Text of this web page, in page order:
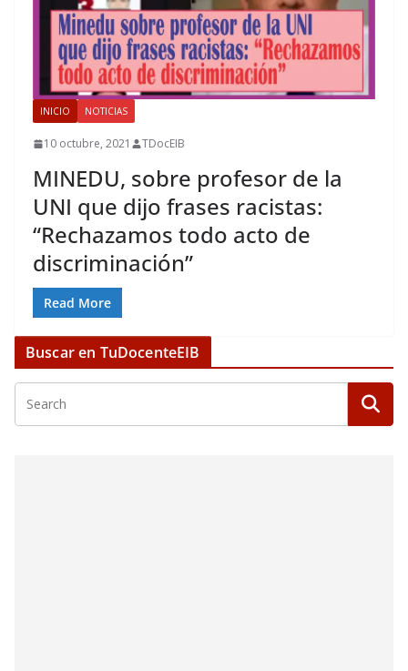
INICIO NOTICIAS
10 octubre, 2021 TDocEIB
MINEDU, sobre profesor de la
UNI que dijo frases racistas:
“Rechazamos todo acto de
discriminación”
Read More
Buscar en TuDocenteEIB